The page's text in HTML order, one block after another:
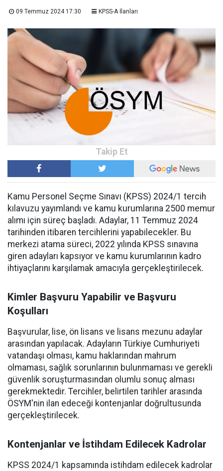
09 Temmuz 2024 17:30 KPSS-A İlanları
Kamu Personel Seçme Sınavı (KPSS) 2024/1 tercih
kılavuzu yayımlandı ve kamu kurumlarına 2500 memur
alımı için süreç başladı. Adaylar, 11 Temmuz 2024
tarihinden itibaren tercihlerini yapabilecekler. Bu
merkezi atama süreci, 2022 yılında KPSS sınavına
giren adayları kapsıyor ve kamu kurumlarının kadro
ihtiyaçlarını karşılamak amacıyla gerçekleştirilecek.
Kimler Başvuru Yapabilir ve Başvuru
Koşulları
Başvurular, lise, ön lisans ve lisans mezunu adaylar
arasından yapılacak. Adayların Türkiye Cumhuriyeti
vatandaşı olması, kamu haklarından mahrum
olmaması, sağlık sorunlarının bulunmaması ve gerekli
güvenlik soruşturmasından olumlu sonuç alması
gerekmektedir. Tercihler, belirtilen tarihler arasında
ÖSYM'nin ilan edeceği kontenjanlar doğrultusunda
gerçekleştirilecek.
Kontenjanlar ve İstihdam Edilecek Kadrolar
KPSS 2024/1 kapsamında istihdam edilecek kadrolar